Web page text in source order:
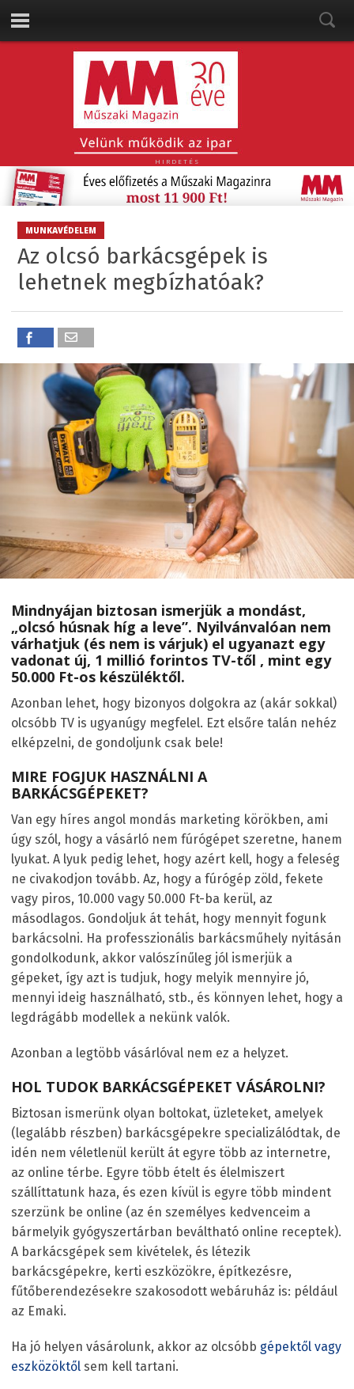
HIRDETÉS
MUNKAVÉDELEM
Az olcsó barkácsgépek is
lehetnek megbízhatóak?
Mindnyájan biztosan ismerjük a mondást,
„olcsó húsnak híg a leve”. Nyilvánvalóan nem
várhatjuk (és nem is várjuk) el ugyanazt egy
vadonat új, 1 millió forintos TV-től , mint egy
50.000 Ft-os készüléktől.
Azonban lehet, hogy bizonyos dolgokra az (akár sokkal)
olcsóbb TV is ugyanúgy megfelel. Ezt elsőre talán nehéz
elképzelni, de gondoljunk csak bele!
MIRE FOGJUK HASZNÁLNI A
BARKÁCSGÉPEKET?
Van egy híres angol mondás marketing körökben, ami
úgy szól, hogy a vásárló nem fúrógépet szeretne, hanem
lyukat. A lyuk pedig lehet, hogy azért kell, hogy a feleség
ne civakodjon tovább. Az, hogy a fúrógép zöld, fekete
vagy piros, 10.000 vagy 50.000 Ft-ba kerül, az
másodlagos. Gondoljuk át tehát, hogy mennyit fogunk
barkácsolni. Ha professzionális barkácsműhely nyitásán
gondolkodunk, akkor valószínűleg jól ismerjük a
gépeket, így azt is tudjuk, hogy melyik mennyire jó,
mennyi ideig használható, stb., és könnyen lehet, hogy a
legdrágább modellek a nekünk valók.
Azonban a legtöbb vásárlóval nem ez a helyzet.
HOL TUDOK BARKÁCSGÉPEKET VÁSÁROLNI?
Biztosan ismerünk olyan boltokat, üzleteket, amelyek
(legalább részben) barkácsgépekre specializálódtak, de
idén nem véletlenül került át egyre több az internetre,
az online térbe. Egyre több ételt és élelmiszert
szállíttatunk haza, és ezen kívül is egyre több mindent
szerzünk be online (az én személyes kedvenceim a
bármelyik gyógyszertárban beváltható online receptek).
A barkácsgépek sem kivételek, és létezik
barkácsgépekre, kerti eszközökre, építkezésre,
fűtőberendezésekre szakosodott webáruház is: például
az Emaki.
Ha jó helyen vásárolunk, akkor az olcsóbb gépektől vagy
eszközöktől sem kell tartani.